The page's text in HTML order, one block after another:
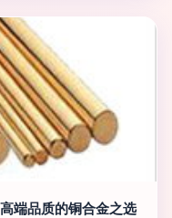
端品质的铜合金之选